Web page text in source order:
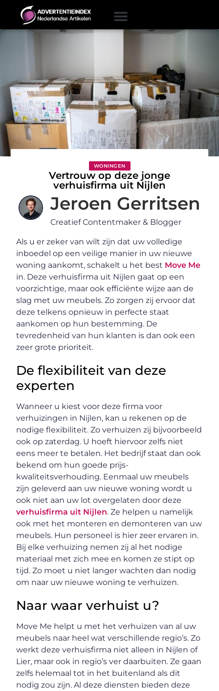
WONINGEN
Vertrouw op deze jonge
verhuisfirma uit Nijlen
Jeroen Gerritsen
Creatief Contentmaker & Blogger
Als u er zeker van wilt zijn dat uw volledige
inboedel op een veilige manier in uw nieuwe
woning aankomt, schakelt u het best Move Me
in. Deze verhuisfirma uit Nijlen gaat op een
voorzichtige, maar ook efficiënte wijze aan de
slag met uw meubels. Zo zorgen zij ervoor dat
deze telkens opnieuw in perfecte staat
aankomen op hun bestemming. De
tevredenheid van hun klanten is dan ook een
zeer grote prioriteit.
De flexibiliteit van deze
experten
Wanneer u kiest voor deze firma voor
verhuizingen in Nijlen, kan u rekenen op de
nodige flexibiliteit. Zo verhuizen zij bijvoorbeeld
ook op zaterdag. U hoeft hiervoor zelfs niet
eens meer te betalen. Het bedrijf staat dan ook
bekend om hun goede prijs-
kwaliteitsverhouding. Eenmaal uw meubels
zijn geleverd aan uw nieuwe woning wordt u
ook niet aan uw lot overgelaten door deze
verhuisfirma uit Nijlen. Ze helpen u namelijk
ook met het monteren en demonteren van uw
meubels. Hun personeel is hier zeer ervaren in.
Bij elke verhuizing nemen zij al het nodige
materiaal met zich mee en komen ze stipt op
tijd. Zo moet u niet langer wachten dan nodig
om naar uw nieuwe woning te verhuizen.
Naar waar verhuist u?
Move Me helpt u met het verhuizen van al uw
meubels naar heel wat verschillende regio’s. Zo
werkt deze verhuisfirma niet alleen in Nijlen of
Lier, maar ook in regio’s ver daarbuiten. Ze gaan
zelfs helemaal tot in het buitenland als dit
nodig zou zijn. Al deze diensten bieden deze